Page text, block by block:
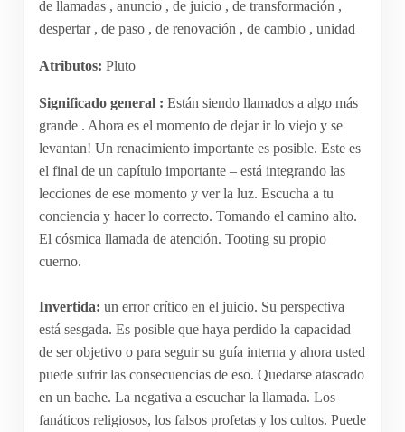
de llamadas , anuncio , de juicio , de transformación ,
despertar , de paso , de renovación , de cambio , unidad
Atributos: Pluto
Significado general : Están siendo llamados a algo más
grande . Ahora es el momento de dejar ir lo viejo y se
levantan! Un renacimiento importante es posible. Este es
el final de un capítulo importante – está integrando las
lecciones de ese momento y ver la luz. Escucha a tu
conciencia y hacer lo correcto. Tomando el camino alto.
El cósmica llamada de atención. Tooting su propio
cuerno.
Invertida: un error crítico en el juicio. Su perspectiva
está sesgada. Es posible que haya perdido la capacidad
de ser objetivo o para seguir su guía interna y ahora usted
puede sufrir las consecuencias de eso. Quedarse atascado
en un bache. La negativa a escuchar la llamada. Los
fanáticos religiosos, los falsos profetas y los cultos. Puede